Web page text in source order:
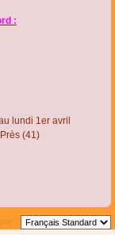
:
lundi 1er avril
(41)
: